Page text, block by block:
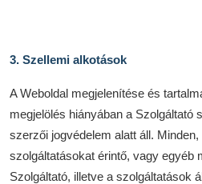
3. Szellemi alkotások
A Weboldal megjelenítése és
megjelölés hiányában a Szolgáltató
szerzői jogvédelem alatt áll.
szolgáltatásokat érintő, vagy egyéb
Szolgáltató, illetve a szolgáltatások